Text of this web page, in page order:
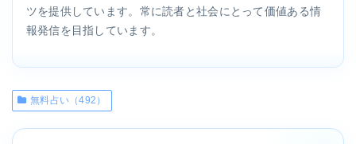
ツを提供しています。常に読者と社会にとって価値ある情
報発信を目指しています。
無料占い（492）